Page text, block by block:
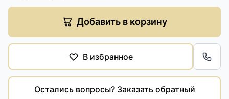
Добавить в корзину
В избранное
Остались вопросы? Заказать обратный